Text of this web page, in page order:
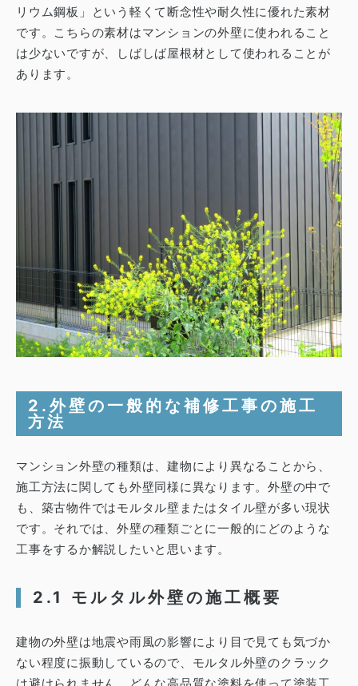
リウム鋼板」という軽くて断念性や耐久性に優れた素材
です。 こちらの素材はマンションの外壁に使われること
は少ないですが、しばしば屋根材として使われることが
あります。
2.外壁の一般的な補修工事の施工
方法
マンション外壁の種類は、建物により異なることから、
施工方法に関しても外壁同様に異なります。外壁の中で
も、築古物件ではモルタル壁またはタイル壁が多い現状
です。それでは、外壁の種類ごとに一般的にどのような
工事をするか解説したいと思います。
2.1 モルタル外壁の施工概要
建物の外壁は地震や雨風の影響により目で見ても気づか
ない程度に振動しているので、モルタル外壁のクラック